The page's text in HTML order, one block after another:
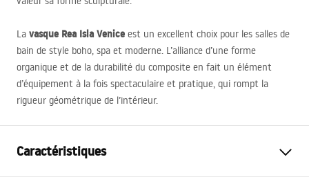
La vasque Rea Isla Venice est un excellent choix pour les salles de
bain de style boho, spa et moderne. L’alliance d’une forme
organique et de la durabilité du composite en fait un élément
d’équipement à la fois spectaculaire et pratique, qui rompt la
rigueur géométrique de l’intérieur.
Caractéristiques